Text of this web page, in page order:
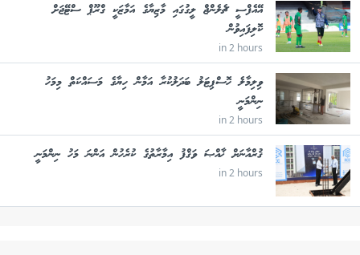
އޭއެފްސީ ޗެލެންޖް ލީގުގައި މާޒިޔާގެ އަމާޒަކީ ގްރޫޕް ސްޓޭޖަށް
ކޮލިފައިވުން
in 2 hours
ވިލިމާލެ ހޮސްޕިޓަލު ބަދަލުކުރާ އަމާން ހިޔާގެ މަސައްކަތް މިމަހު
ނިންމަނީ
in 2 hours
ޤުރްއާނަށް ޚާއްޞަ ވަޤްފު އިމާރާތުގެ ކުރެހުން އަންނަ މަހު ނިންމަނީ
in 2 hours